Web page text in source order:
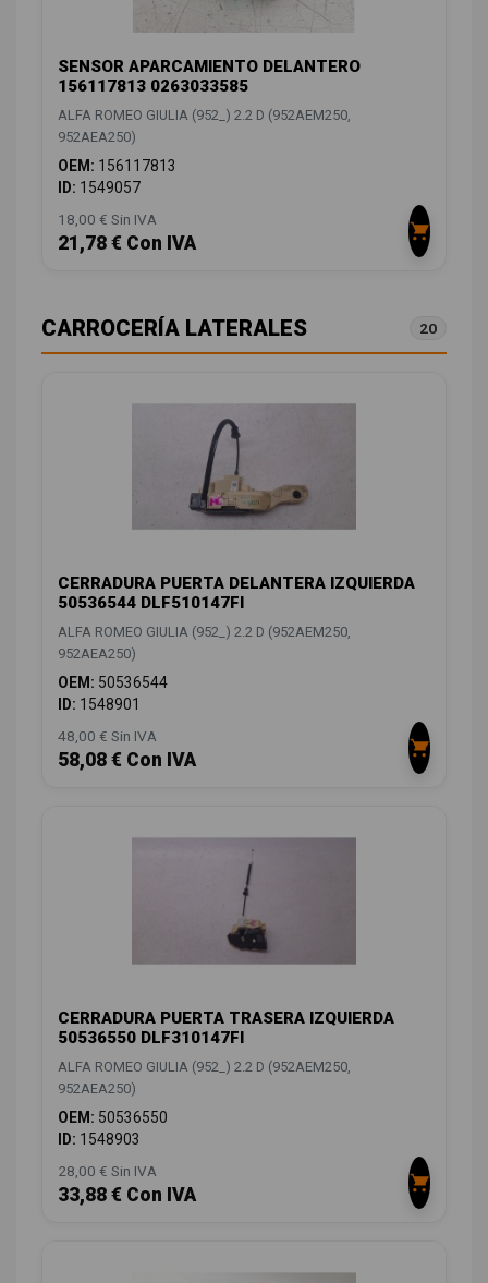
SENSOR APARCAMIENTO DELANTERO
156117813 0263033585
ALFA ROMEO GIULIA (952_) 2.2 D (952AEM250,
952AEA250)
OEM: 156117813
ID: 1549057
18,00 € Sin IVA
21,78 € Con IVA
CARROCERÍA LATERALES 20
CERRADURA PUERTA DELANTERA IZQUIERDA
50536544 DLF510147FI
ALFA ROMEO GIULIA (952_) 2.2 D (952AEM250,
952AEA250)
OEM: 50536544
ID: 1548901
48,00 € Sin IVA
58,08 € Con IVA
CERRADURA PUERTA TRASERA IZQUIERDA
50536550 DLF310147FI
ALFA ROMEO GIULIA (952_) 2.2 D (952AEM250,
952AEA250)
OEM: 50536550
ID: 1548903
28,00 € Sin IVA
33,88 € Con IVA